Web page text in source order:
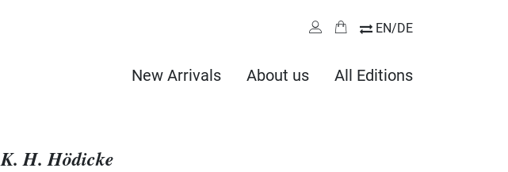
EN/DE
New Arrivals About us All Editions
K. H. Hödicke